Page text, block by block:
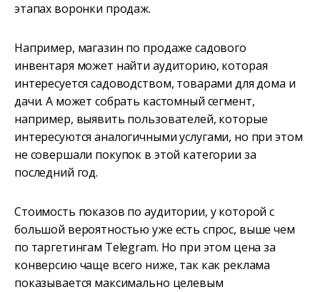
этапах воронки продаж.
Например, магазин по продаже садового
инвентаря может найти аудиторию, которая
интересуется садоводством, товарами для дома и
дачи. А может собрать кастомный сегмент,
например, выявить пользователей, которые
интересуются аналогичными услугами, но при этом
не совершали покупок в этой категории за
последний год.
Стоимость показов по аудитории, у которой с
большой вероятностью уже есть спрос, выше чем
по таргетингам Telegram. Но при этом цена за
конверсию чаще всего ниже, так как реклама
показывается максимально целевым